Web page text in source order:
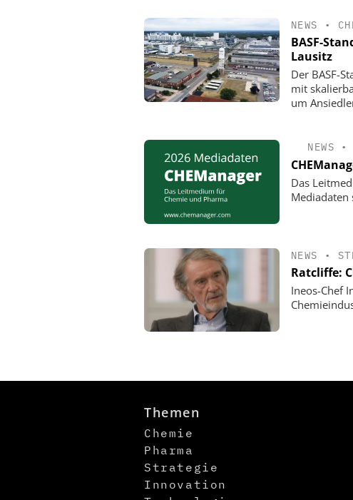
NEWS •
BASF-
Lausitz
Der BASF-
mit
um
NEWS •
Das
Mediadaten
NEWS •
Ratcliffe:
Ineos-Chef
Themen
Chemie
Pharma
Strategie
Innovation